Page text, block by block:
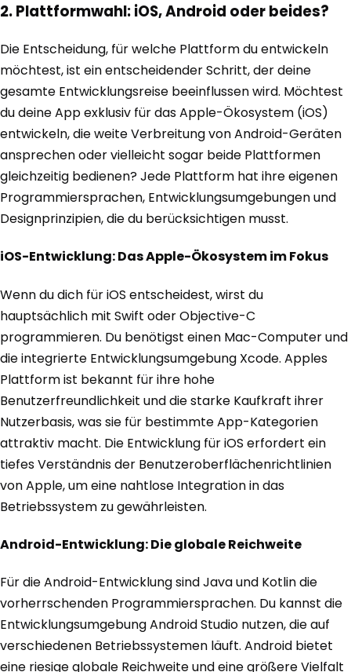
2. Plattformwahl: iOS, Android oder beides?
Die Entscheidung, für welche Plattform du entwickeln
möchtest, ist ein entscheidender Schritt, der deine
gesamte Entwicklungsreise beeinflussen wird. Möchtest
du deine App exklusiv für das Apple-Ökosystem (iOS)
entwickeln, die weite Verbreitung von Android-Geräten
ansprechen oder vielleicht sogar beide Plattformen
gleichzeitig bedienen? Jede Plattform hat ihre eigenen
Programmiersprachen, Entwicklungsumgebungen und
Designprinzipien, die du berücksichtigen musst.
iOS-Entwicklung: Das Apple-Ökosystem im Fokus
Wenn du dich für iOS entscheidest, wirst du
hauptsächlich mit Swift oder Objective-C
programmieren. Du benötigst einen Mac-Computer und
die integrierte Entwicklungsumgebung Xcode. Apples
Plattform ist bekannt für ihre hohe
Benutzerfreundlichkeit und die starke Kaufkraft ihrer
Nutzerbasis, was sie für bestimmte App-Kategorien
attraktiv macht. Die Entwicklung für iOS erfordert ein
tiefes Verständnis der Benutzeroberflächenrichtlinien
von Apple, um eine nahtlose Integration in das
Betriebssystem zu gewährleisten.
Android-Entwicklung: Die globale Reichweite
Für die Android-Entwicklung sind Java und Kotlin die
vorherrschenden Programmiersprachen. Du kannst die
Entwicklungsumgebung Android Studio nutzen, die auf
verschiedenen Betriebssystemen läuft. Android bietet
eine riesige globale Reichweite und eine größere Vielfalt